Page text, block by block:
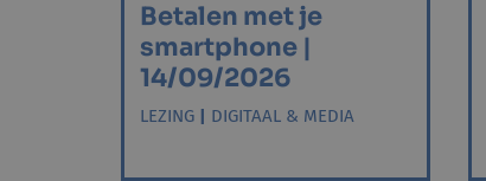
Betalen met je
smartphone |
14/09/2026
LEZING | DIGITAAL & MEDIA